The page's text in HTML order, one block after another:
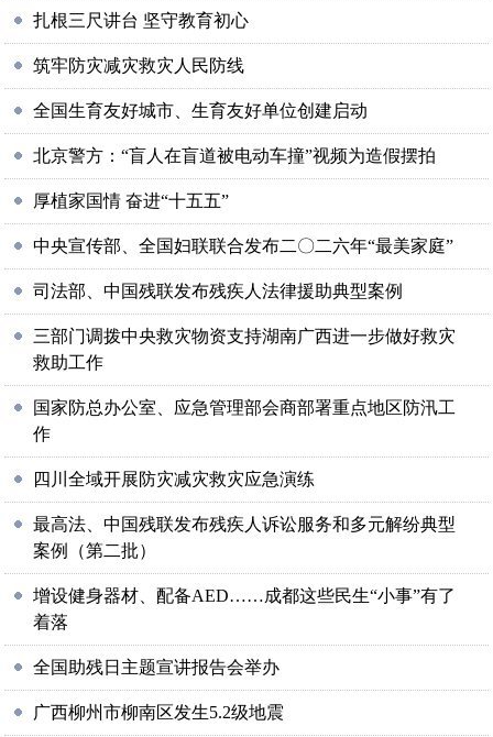
扎根三尺讲台 坚守教育初心
筑牢防灾减灾救灾人民防线
全国生育友好城市、生育友好单位创建启动
北京警方：“盲人在盲道被电动车撞”视频为造假摆拍
厚植家国情 奋进“十五五”
中央宣传部、全国妇联联合发布二〇二六年“最美家庭”
司法部、中国残联发布残疾人法律援助典型案例
三部门调拨中央救灾物资支持湖南广西进一步做好救灾
救助工作
国家防总办公室、应急管理部会商部署重点地区防汛工
作
四川全域开展防灾减灾救灾应急演练
最高法、中国残联发布残疾人诉讼服务和多元解纷典型
案例（第二批）
增设健身器材、配备AED……成都这些民生“小事”有了
着落
全国助残日主题宣讲报告会举办
广西柳州市柳南区发生5.2级地震